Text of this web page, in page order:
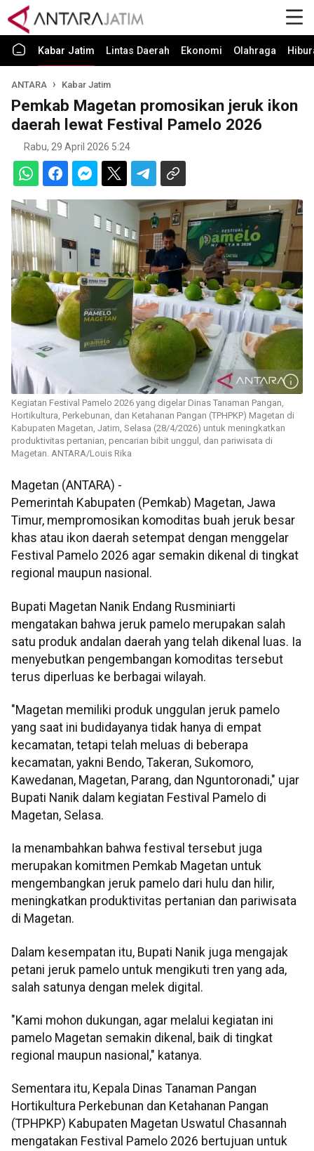
Kabar Jatim Lintas Daerah Ekonomi Olahraga
ANTARA Kabar Jatim
Pemkab Magetan promosikan jeruk ikon
daerah lewat Festival Pamelo 2026
Rabu, 29 April 2026 5:24
Kegiatan Festival Pamelo 2026 yang digelar Dinas Tanaman Pangan,
Hortikultura, Perkebunan, dan Ketahanan Pangan (TPHPKP) Magetan di
Kabupaten Magetan, Jatim, Selasa (28/4/2026) untuk meningkatkan
produktivitas pertanian, pencarian bibit unggul, dan pariwisata di
Magetan. ANTARA/Louis Rika
Magetan (ANTARA) -
Pemerintah Kabupaten (Pemkab) Magetan, Jawa
Timur, mempromosikan komoditas buah jeruk besar
khas atau ikon daerah setempat dengan menggelar
Festival Pamelo 2026 agar semakin dikenal di tingkat
regional maupun nasional.
Bupati Magetan Nanik Endang Rusminiarti
mengatakan bahwa jeruk pamelo merupakan salah
satu produk andalan daerah yang telah dikenal luas. Ia
menyebutkan pengembangan komoditas tersebut
terus diperluas ke berbagai wilayah.
"Magetan memiliki produk unggulan jeruk pamelo
yang saat ini budidayanya tidak hanya di empat
kecamatan, tetapi telah meluas di beberapa
kecamatan, yakni Bendo, Takeran, Sukomoro,
Kawedanan, Magetan, Parang, dan Nguntoronadi," ujar
Bupati Nanik dalam kegiatan Festival Pamelo di
Magetan, Selasa.
Ia menambahkan bahwa festival tersebut juga
merupakan komitmen Pemkab Magetan untuk
mengembangkan jeruk pamelo dari hulu dan hilir,
meningkatkan produktivitas pertanian dan pariwisata
di Magetan.
Dalam kesempatan itu, Bupati Nanik juga mengajak
petani jeruk pamelo untuk mengikuti tren yang ada,
salah satunya dengan melek digital.
"Kami mohon dukungan, agar melalui kegiatan ini
pamelo Magetan semakin dikenal, baik di tingkat
regional maupun nasional," katanya.
Sementara itu, Kepala Dinas Tanaman Pangan
Hortikultura Perkebunan dan Ketahanan Pangan
(TPHPKP) Kabupaten Magetan Uswatul Chasannah
mengatakan Festival Pamelo 2026 bertujuan untuk